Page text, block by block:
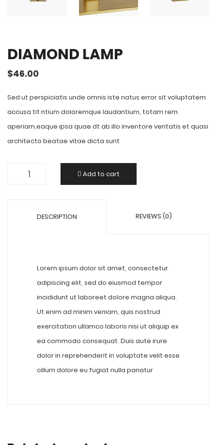
DIAMOND LAMP
$46.00
Sed ut perspiciatis unde omnis iste natus error sit voluptatem
accusa tit ntium doloremque laudantium, totam rem
aperiam,eaque ipsa quae dt ab illo inventore veritatis et quasi
architecto beatae vitae dicta sunt
Add to cart
DESCRIPTION REVIEWS (0)
Lorem ipsum dolor sit amet, consectetur
adipiscing elit, sed do eiusmod tempor
incididunt ut laboreet dolore magna aliqua.
Ut enim ad minim veniam, quis nostrud
exercitation ullamco laboris nisi ut aliquip ex
ea commodo consequat. Duis aute irure
dolor in reprehenderit in voluptate velit esse
cillum dolore eu fugiat nulla pariatur